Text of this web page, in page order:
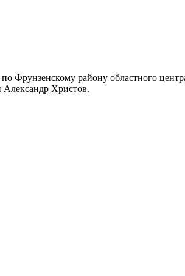
Фрунзенскому району областного
Христов.